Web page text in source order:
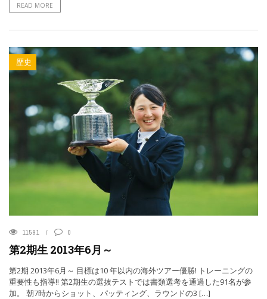
READ MORE
歴史
11591 0
第2期生 2013年6月～
第2期 2013年6月～ 目標は10 年以内の海外ツアー優勝! トレーニングの
重要性も指導!! 第2期生の選抜テストでは書類選考を通過した91名が参
加。 朝7時からショット、パッティング、ラウンドの3 […]